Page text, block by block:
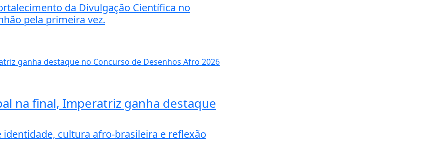
da Divulgação Científica no
pela primeira vez.
na final, Imperatriz ganha destaque
cultura afro-brasileira e reflexão